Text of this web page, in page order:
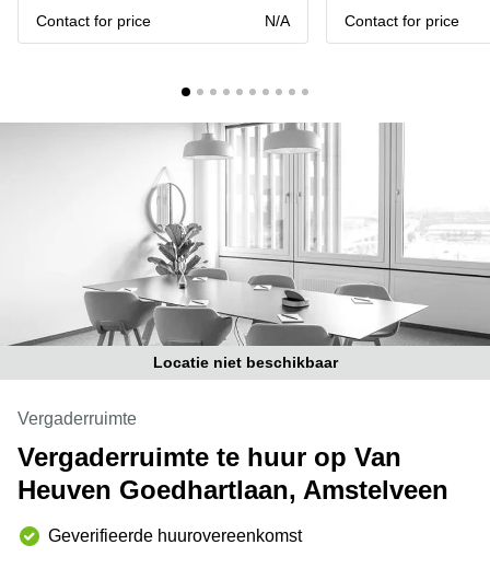
Hoofddorp
Tiel
Arnhem
Westpoort
Coworking
space
Coworking
Arnhem
Kantoorruimte
in Arnhem
space
Contact for price
N/A
Contact for price
Locatie niet beschikbaar
Vergaderruimte
Vergaderruimte te huur op Van
Heuven Goedhartlaan, Amstelveen
Geverifieerde huurovereenkomst